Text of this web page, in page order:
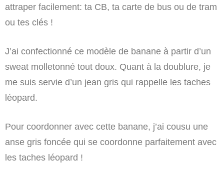
attraper facilement: ta CB, ta carte de bus ou de tram
ou tes clés !
J’ai confectionné ce modèle de banane à partir d’un
sweat molletonné tout doux. Quant à la doublure, je
me suis servie d’un jean gris qui rappelle les taches
léopard.
Pour coordonner avec cette banane, j’ai cousu une
anse gris foncée qui se coordonne parfaitement avec
les taches léopard !